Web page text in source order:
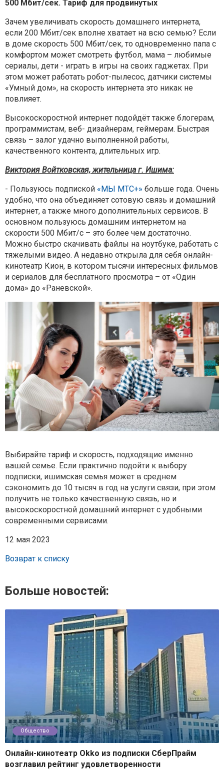
500 Мбит/сек. Тариф для продвинутых
Зачем увеличивать скорость домашнего интернета,
если 200 Мбит/сек вполне хватает на всю семью? Если
в доме скорость 500 Мбит/сек, то одновременно папа с
комфортом может смотреть футбол, мама – любимые
сериалы, дети - играть в игры на своих гаджетах. При
этом может работать робот-пылесос, датчики системы
«Умный дом», на скорость интернета это никак не
повлияет.
Высокоскоростной интернет подойдёт также блогерам,
программистам, веб- дизайнерам, геймерам. Быстрая
связь – залог удачно выполненной работы,
качественного контента, длительных игр.
Виктория Войтковская, жительница г. Ишима:
- Пользуюсь подпиской «МЫ МТС+» больше года. Очень
удобно, что она объединяет сотовую связь и домашний
интернет, а также много дополнительных сервисов. В
основном пользуюсь домашним интернетом на
скорости 500 Мбит/с – это более чем достаточно.
Можно быстро скачивать файлы на ноутбуке, работать с
тяжелыми видео. А недавно открыла для себя онлайн-
кинотеатр Кион, в котором тысячи интересных фильмов
и сериалов для бесплатного просмотра – от «Один
дома» до «Раневской».
Выбирайте тариф и скорость, подходящие именно
вашей семье. Если практично подойти к выбору
подписки, ишимская семья может в среднем
сэкономить до 10 тысяч в год на услуги связи, при этом
получить не только качественную связь, но и
высокоскоростной домашний интернет с удобными
современными сервисами.
12 мая 2023
Возврат к списку
Больше новостей:
Общество
Онлайн-кинотеатр Okko из подписки СберПрайм
возглавил рейтинг удовлетворенности